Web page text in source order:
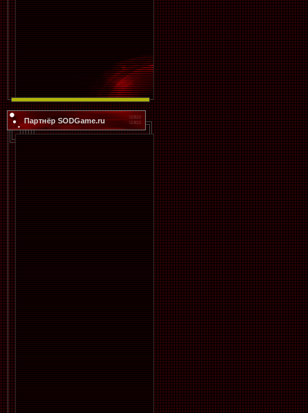
Партнёр SODGame.ru